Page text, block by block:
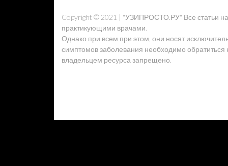
Copyright © 2021 | "УЗИПРОСТО.РУ" Все статьи
практикующими врачами.
Однако при всем при этом, они носят
симптомов заболевания необходимо обратиться
владельцем ресурса запрещено.